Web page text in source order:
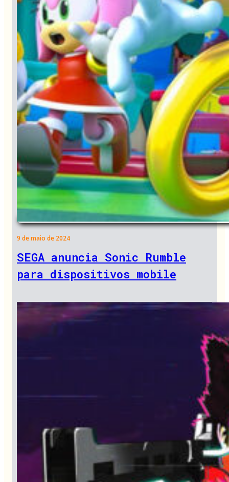
9 de maio de 2024
SEGA anuncia Sonic Rumble
para dispositivos mobile